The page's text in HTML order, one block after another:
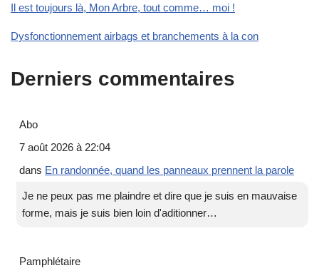
Il est toujours là, Mon Arbre, tout comme… moi !
Dysfonctionnement airbags et branchements à la con
Derniers commentaires
Abo
7 août 2026 à 22:04
dans En randonnée, quand les panneaux prennent la parole
Je ne peux pas me plaindre et dire que je suis en mauvaise
forme, mais je suis bien loin d'aditionner…
Pamphlétaire